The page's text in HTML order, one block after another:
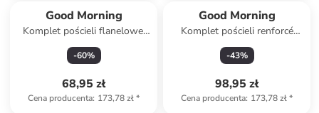
Good Morning
Komplet pościeli flanelowej
"Elena" w kolorze szaro-
fioletowym
-60%
68,95 zł
Cena producenta: 173,78 zł*
Good Morning
Komplet pościeli renforcé
"Simo" w kolorze beżowo-
czarnym
-43%
98,95 zł
Cena producenta: 173,78 zł*